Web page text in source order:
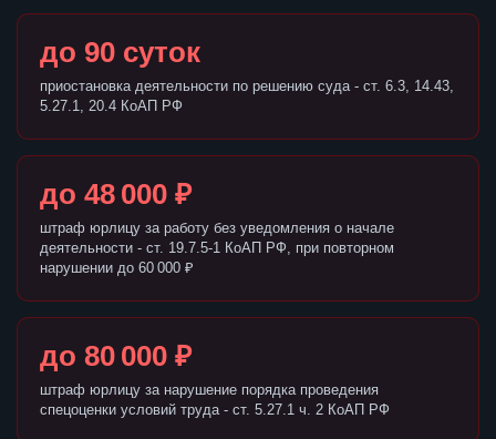
до 90 суток
приостановка деятельности по решению суда - ст. 6.3, 14.43,
5.27.1, 20.4 КоАП РФ
до 48 000 ₽
штраф юрлицу за работу без уведомления о начале
деятельности - ст. 19.7.5-1 КоАП РФ, при повторном
нарушении до 60 000 ₽
до 80 000 ₽
штраф юрлицу за нарушение порядка проведения
спецоценки условий труда - ст. 5.27.1 ч. 2 КоАП РФ